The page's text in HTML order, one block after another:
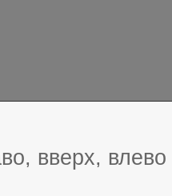
вверх,